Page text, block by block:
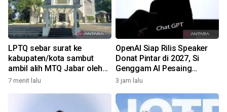
LPTQ sebar surat ke
kabupaten/kota sambut
ambil alih MTQ Jabar oleh
Pemprov
7 menit lalu
OpenAI Siap Rilis Speaker
Donat Pintar di 2027, Si
Genggam AI Pesaing
Google & Amazon!
3 jam lalu